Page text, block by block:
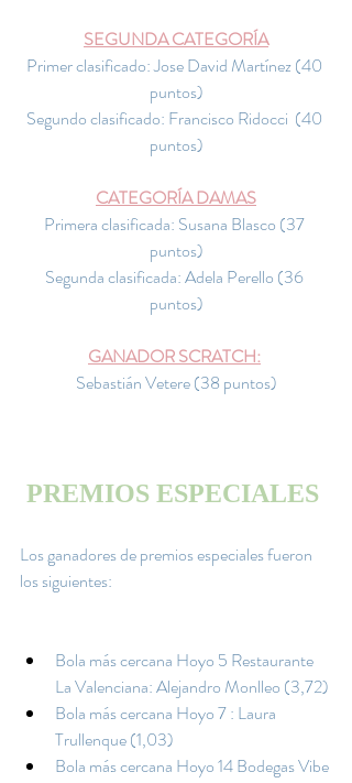
SEGUNDA CATEGORÍA
Primer clasificado: Jose David Martínez (40
puntos)
Segundo clasificado: Francisco Ridocci  (40
puntos)
CATEGORÍA DAMAS
Primera clasificada: Susana Blasco (37
puntos)
Segunda clasificada: Adela Perello (36
puntos)
GANADOR SCRATCH:
Sebastián Vetere (38 puntos)
PREMIOS ESPECIALES
Los ganadores de premios especiales fueron
los siguientes:
Bola más cercana Hoyo 5 Restaurante
La Valenciana: Alejandro Monlleo (3,72)
Bola más cercana Hoyo 7 : Laura
Trullenque (1,03)
Bola más cercana Hoyo 14 Bodegas Vibe